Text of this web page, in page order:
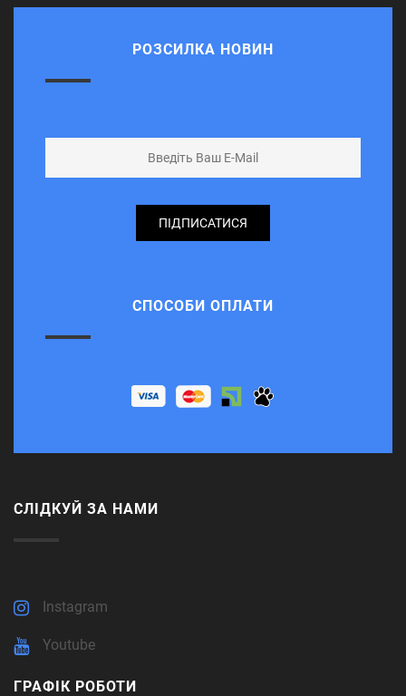
РОЗСИЛКА НОВИН
ПІДПИСАТИСЯ
СПОСОБИ ОПЛАТИ
СЛІДКУЙ ЗА НАМИ
Instagram
Youtube
ГРАФІК РОБОТИ